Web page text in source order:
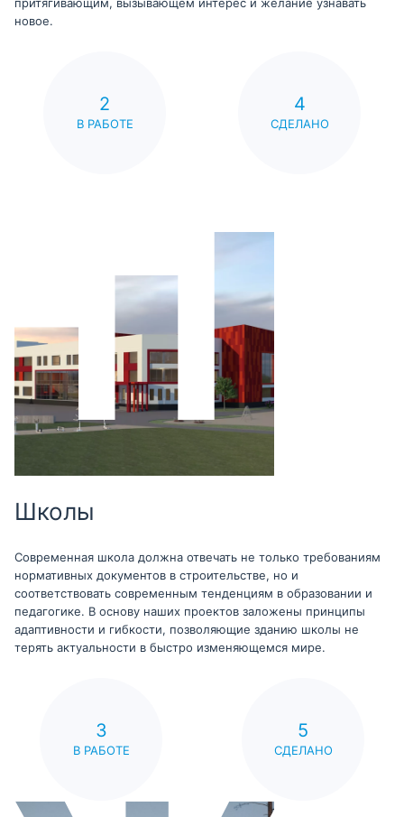
притягивающим, вызывающем интерес и желание узнавать
новое.
2
В РАБОТЕ
4
СДЕЛАНО
Школы
Современная школа должна отвечать не только требованиям
нормативных документов в строительстве, но и
соответствовать современным тенденциям в образовании и
педагогике. В основу наших проектов заложены принципы
адаптивности и гибкости, позволяющие зданию школы не
терять актуальности в быстро изменяющемся мире.
3
В РАБОТЕ
5
СДЕЛАНО